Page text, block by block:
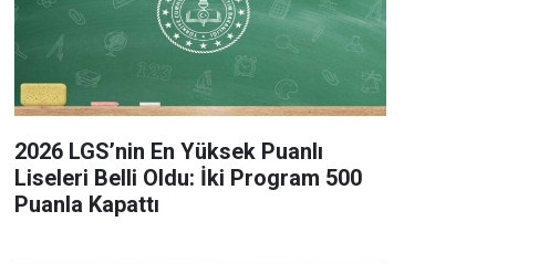
2026 LGS’nin En Yüksek Puanlı
Liseleri Belli Oldu: İki Program 500
Puanla Kapattı